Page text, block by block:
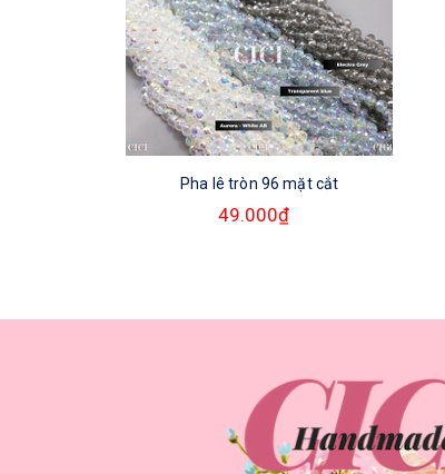
Pha lê tròn 96 mặt cắt
49.000₫